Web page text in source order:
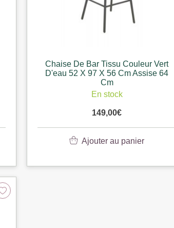
Chaise De Bar Tissu Couleur Vert
D'eau 52 X 97 X 56 Cm Assise 64
Cm
En stock
149,00€
Ajouter au panier